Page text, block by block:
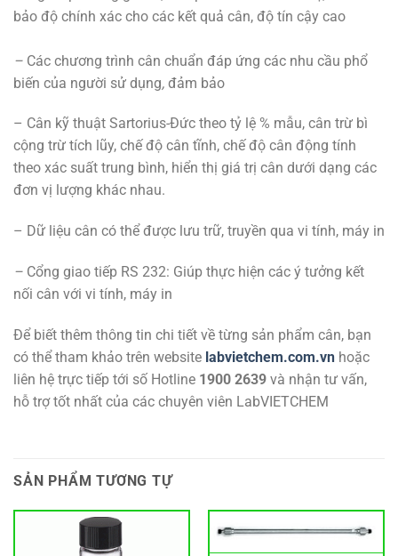
bảo độ chính xác cho các kết quả cân, độ tín cậy cao
– Các chương trình cân chuẩn đáp ứng các nhu cầu phổ
biến của người sử dụng, đảm bảo
– Cân kỹ thuật Sartorius-Đức theo tỷ lệ % mẫu, cân trừ bì
cộng trừ tích lũy, chế độ cân tĩnh, chế độ cân động tính
theo xác suất trung bình, hiển thị giá trị cân dưới dạng các
đơn vị lượng khác nhau.
– Dữ liệu cân có thể được lưu trữ, truyền qua vi tính, máy in
– Cổng giao tiếp RS 232: Giúp thực hiện các ý tưởng kết
nối cân với vi tính, máy in
Để biết thêm thông tin chi tiết về từng sản phẩm cân, bạn
có thể tham khảo trên website labvietchem.com.vn hoặc
liên hệ trực tiếp tới số Hotline 1900 2639 và nhận tư vấn,
hỗ trợ tốt nhất của các chuyên viên LabVIETCHEM
SẢN PHẨM TƯƠNG TỰ